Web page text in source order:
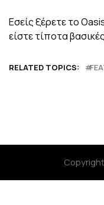
Εσείς ξέρετε το
είστε τίποτα
RELATED TOPICS: